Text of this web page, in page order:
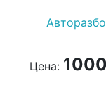
Цена: